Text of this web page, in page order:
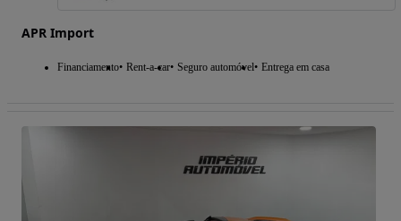
APR Import
Financiamento Rent-a-car Seguro automóvel Entrega em casa